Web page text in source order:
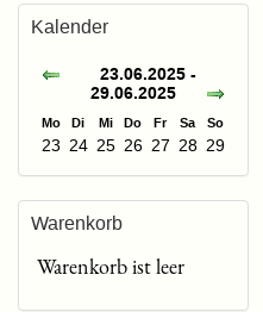
Kalender
23.06.2025 -
29.06.2025
Mo Di Mi Do Fr Sa So
23 24 25 26 27 28 29
Warenkorb
Warenkorb ist leer